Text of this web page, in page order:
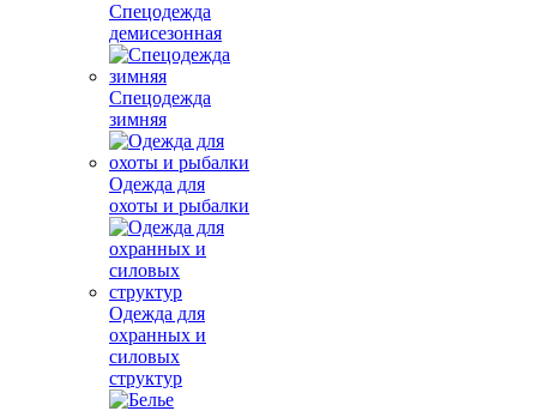
Спецодежда
демисезонная
Спецодежда
зимняя
Одежда для
охоты и рыбалки
Одежда для
охранных и
силовых
структур